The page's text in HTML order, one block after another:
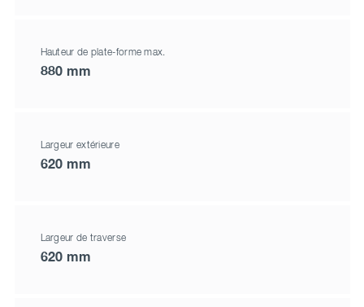
Hauteur de plate-forme max.
880 mm
Largeur extérieure
620 mm
Largeur de traverse
620 mm